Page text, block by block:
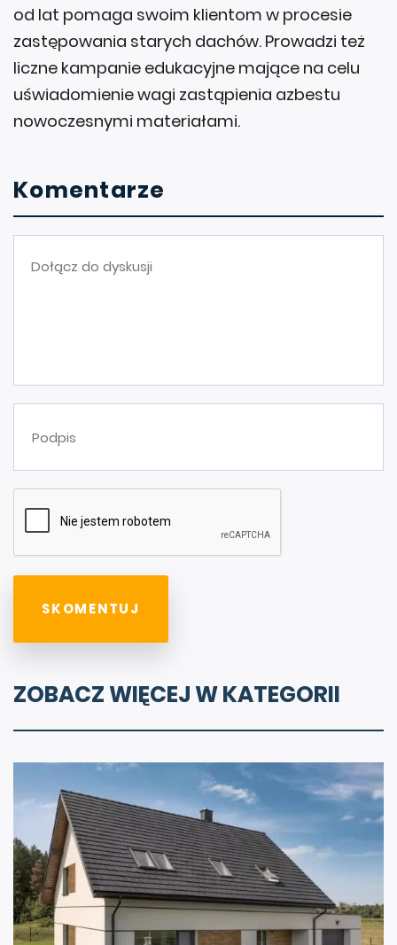
od lat pomaga swoim klientom w procesie
zastępowania starych dachów. Prowadzi też
liczne kampanie edukacyjne mające na celu
uświadomienie wagi zastąpienia azbestu
nowoczesnymi materiałami.
Komentarze
ZOBACZ WIĘCEJ W KATEGORII